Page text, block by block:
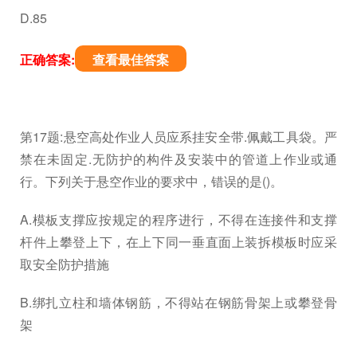
D.85
正确答案: 查看最佳答案
第17题:悬空高处作业人员应系挂安全带.佩戴工具袋。严
禁在未固定.无防护的构件及安装中的管道上作业或通
行。下列关于悬空作业的要求中，错误的是()。
A.模板支撑应按规定的程序进行，不得在连接件和支撑
杆件上攀登上下，在上下同一垂直面上装拆模板时应采
取安全防护措施
B.绑扎立柱和墙体钢筋，不得站在钢筋骨架上或攀登骨
架